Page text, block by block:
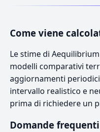
Come viene
Le stime di
modelli comparativi
aggiornamenti
intervallo realistico e
prima di richiedere un
Domande